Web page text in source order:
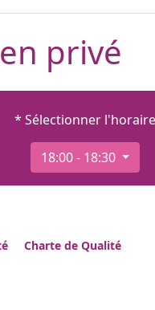
privé
* Sélectionner l'horaire
18:00 - 18:30
Charte de Qualité